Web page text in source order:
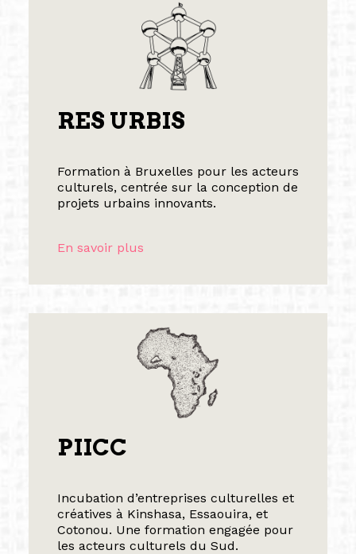
RES URBIS
Formation à Bruxelles pour les acteurs
culturels, centrée sur la conception de
projets urbains innovants.
En savoir plus
PIICC
Incubation d’entreprises culturelles et
créatives à Kinshasa, Essaouira, et
Cotonou. Une formation engagée pour
les acteurs culturels du Sud.